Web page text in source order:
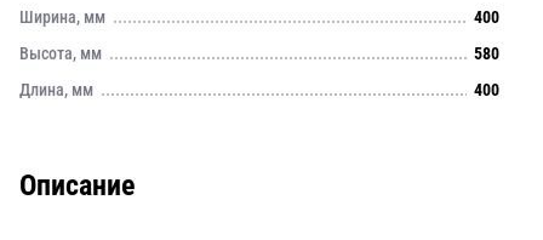
Ширина, мм
400
Высота, мм
580
Длина, мм
400
Описание